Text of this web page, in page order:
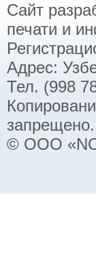
Сайт
печати и
Адрес:
Тел. (998
запрещено.
© ООО